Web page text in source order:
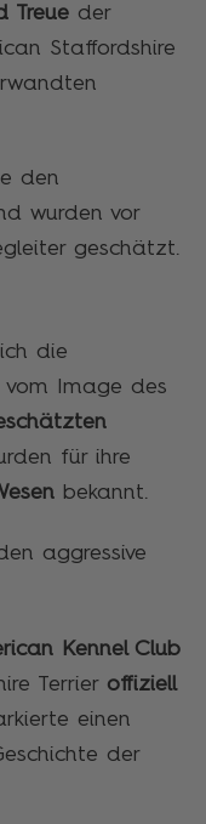
Treue der
Staffordshire
den
wurden vor
geschätzt.
die
vom Image des
für ihre
bekannt.
aggressive
Kennel Club
Terrier offiziell
einen
der